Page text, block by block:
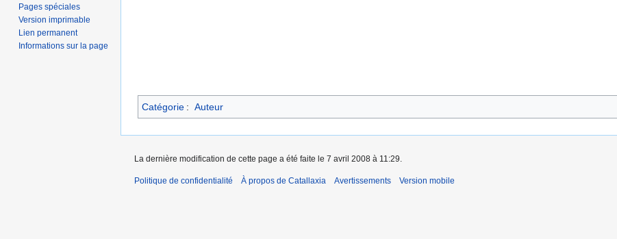
Catégorie : Auteur
Pages spéciales
Version imprimable
Lien permanent
Informations sur la page
La dernière modification de cette page a été faite le 7 avril 2008 à 11:29.
Politique de confidentialité À propos de Catallaxia Avertissements Version mobile